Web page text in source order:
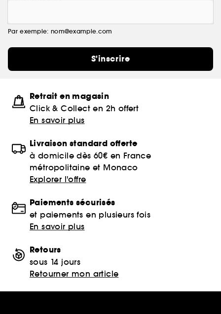
Par exemple: nom@example.com
S'inscrire
Retrait en magasin
Click & Collect en 2h offert
En savoir plus
Livraison standard offerte
à domicile dès 60€ en France
métropolitaine et Monaco
Explorer l'offre
Paiements sécurisés
et paiements en plusieurs fois
En savoir plus
Retours
sous 14 jours
Retourner mon article